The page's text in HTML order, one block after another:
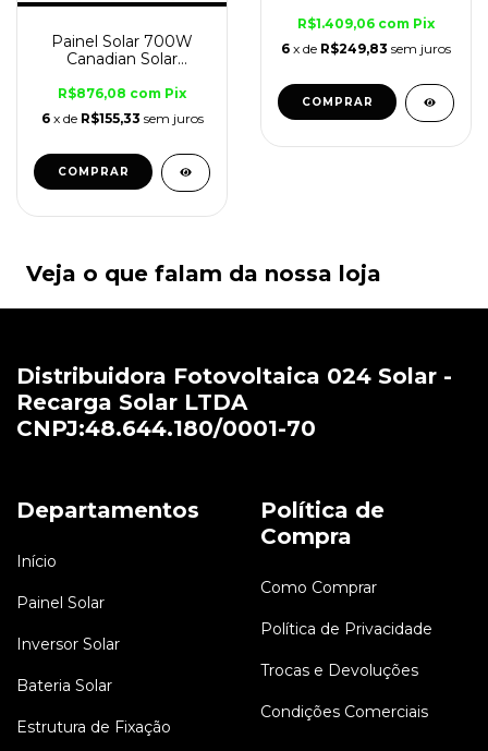
Painel Solar 700W
Canadian Solar
Alta Eficiência 23,2%
R$876,08 com Pix
6 x de R$155,33 sem juros
Fi para 4 Módulos
Solares
R$1.409,06 com Pix
6 x de R$249,83 sem juros
Veja o que falam da nossa loja
Distribuidora Fotovoltaica 024 Solar -
Recarga Solar LTDA
CNPJ:48.644.180/0001-70
Departamentos
Início
Painel Solar
Inversor Solar
Bateria Solar
Estrutura de Fixação
Política de
Compra
Como Comprar
Política de Privacidade
Trocas e Devoluções
Condições Comerciais